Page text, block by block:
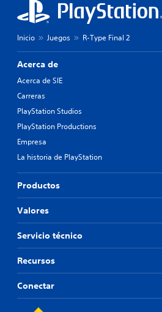
Inicio Juegos R-Type Final 2
Acerca de
Acerca de SIE
Carreras
PlayStation Studios
PlayStation Productions
Empresa
La historia de PlayStation
Productos
Valores
Servicio técnico
Recursos
Conectar